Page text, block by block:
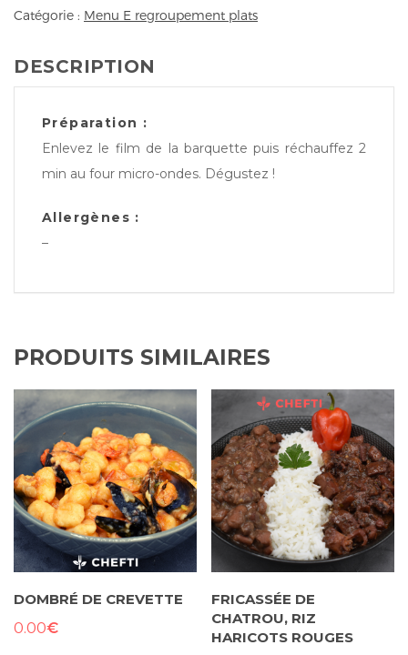
Catégorie : Menu E regroupement plats
DESCRIPTION
Préparation :
Enlevez le film de la barquette puis réchauffez 2
min au four micro-ondes. Dégustez !
Allergènes :
–
PRODUITS SIMILAIRES
DOMBRÉ DE CREVETTE
0.00€
FRICASSÉE DE
CHATROU, RIZ
HARICOTS ROUGES